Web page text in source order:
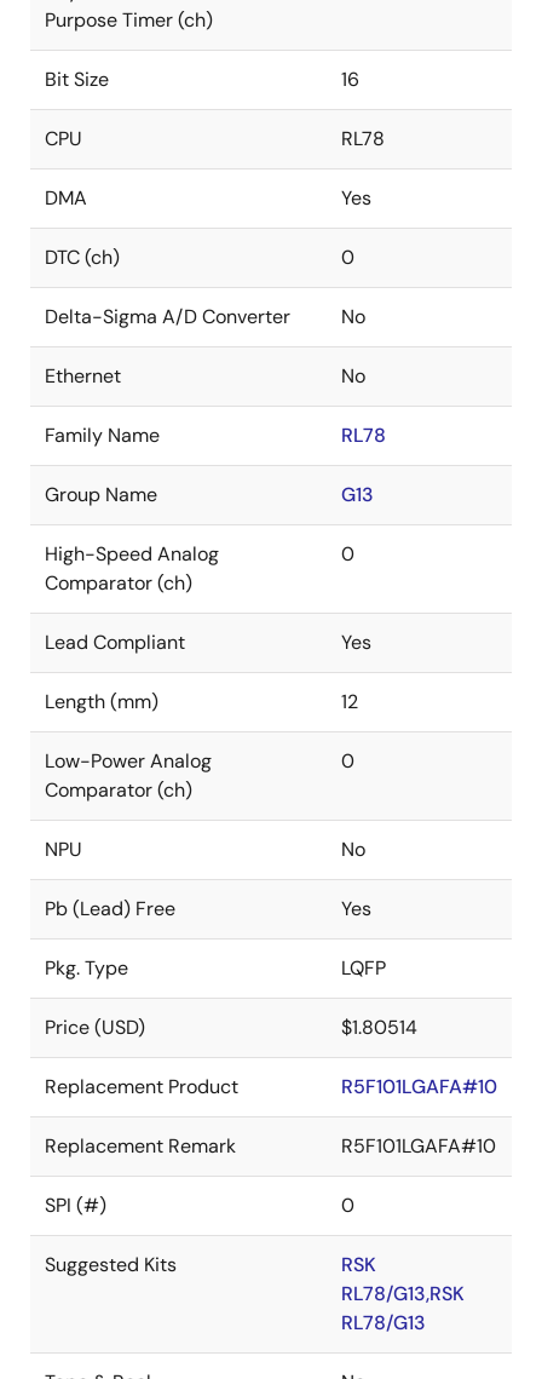
Purpose Timer (ch)
Bit Size 16
CPU RL78
DMA Yes
DTC (ch) 0
Delta-Sigma A/D Converter No
Ethernet No
Family Name RL78
Group Name G13
High-Speed Analog
Comparator (ch)
0
Lead Compliant Yes
Length (mm) 12
Low-Power Analog
Comparator (ch)
0
NPU No
Pb (Lead) Free Yes
Pkg. Type LQFP
Price (USD) $1.80514
Replacement Product R5F101LGAFA#10
Replacement Remark R5F101LGAFA#10
SPI (#) 0
Suggested Kits
RSK
RL78/G13,RSK
RL78/G13